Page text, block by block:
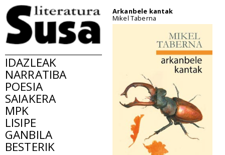
IDAZLEAK
NARRATIBA
POESIA
SAIAKERA
MPK
LISIPE
GANBILA
BESTERIK
Arkanbele kantak
Mikel Taberna